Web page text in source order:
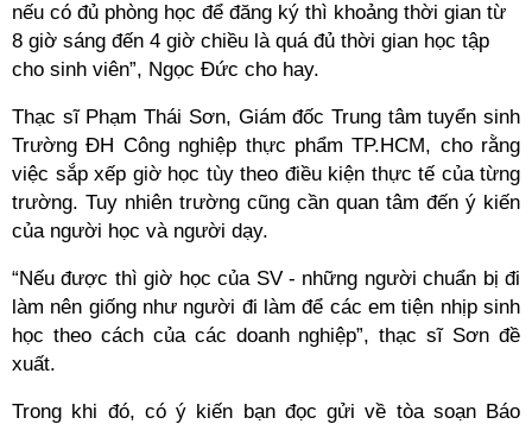
nếu có đủ phòng học để đăng ký thì khoảng thời gian từ
8 giờ sáng đến 4 giờ chiều là quá đủ thời gian học tập
cho sinh viên”, Ngọc Đức cho hay.
Thạc sĩ Phạm Thái Sơn, Giám đốc Trung tâm tuyển sinh
Trường ĐH Công nghiệp thực phẩm TP.HCM, cho rằng
việc sắp xếp giờ học tùy theo điều kiện thực tế của từng
trường. Tuy nhiên trường cũng cần quan tâm đến ý kiến
của người học và người dạy.
“Nếu được thì giờ học của SV - những người chuẩn bị đi
làm nên giống như người đi làm để các em tiện nhịp sinh
học theo cách của các doanh nghiệp”, thạc sĩ Sơn đề
xuất.
Trong khi đó, có ý kiến bạn đọc gửi về tòa soạn Báo